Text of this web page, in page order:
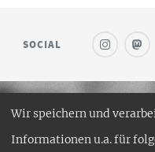
SOCIAL
©
Wir speichern und
Informationen u.a. für